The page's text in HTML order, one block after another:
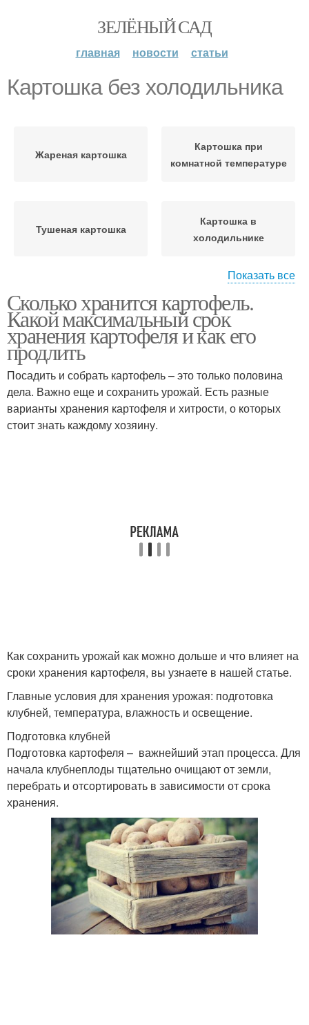
ЗЕЛЁНЫЙ САД
главная новости статьи
Картошка без холодильника
Жареная картошка
Картошка при
комнатной температуре
Тушеная картошка
Картошка в
холодильнике
холодильнике
Моркови в
холодильнике
Показать все
Сколько хранится картофель.
Какой максимальный срок
хранения картофеля и как его
продлить
Посадить и собрать картофель – это только половина
дела. Важно еще и сохранить урожай. Есть разные
варианты хранения картофеля и хитрости, о которых
стоит знать каждому хозяину.
Как сохранить урожай как можно дольше и что влияет на
сроки хранения картофеля, вы узнаете в нашей статье.
Главные условия для хранения урожая: подготовка
клубней, температура, влажность и освещение.
Подготовка клубней
Подготовка картофеля – важнейший этап процесса. Для
начала клубнеплоды тщательно очищают от земли,
перебрать и отсортировать в зависимости от срока
хранения.